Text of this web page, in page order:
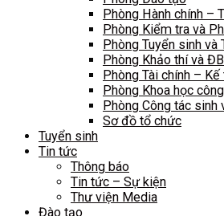
Phòng Hành chính –
Phòng Kiểm tra và
Phòng Tuyển sinh và
Phòng Khảo thí và
Phòng Tài chính – Kế
Phòng Khoa học
Phòng Công tác sinh
Sơ đồ tổ chức
Tuyển sinh
Tin tức
Thông báo
Tin tức – Sự kiện
Thư viện Media
Đào tạo